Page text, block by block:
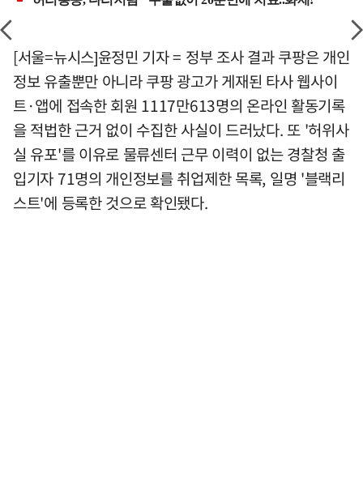
[서울=뉴시스]윤정민 기자 = 정부 조사 결과 쿠팡은 개인
정보 유출뿐만 아니라 쿠팡 광고가 게재된 타사 웹사이
트·앱에 접속한 회원 1117만613명의 온라인 활동기록
을 적법한 근거 없이 수집한 사실이 드러났다. 또 '허위사
실 유포'를 이유로 물류센터 근무 이력이 없는 경찰청 출
입기자 71명의 개인정보를 취업제한 목록, 일명 '블랙리
스트'에 등록한 것으로 확인됐다.